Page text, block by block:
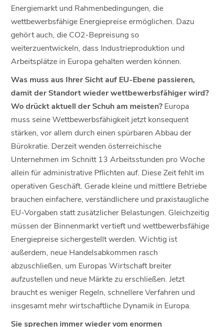
Energiemarkt und Rahmenbedingungen, die
wettbewerbsfähige Energiepreise ermöglichen. Dazu
gehört auch, die CO2-Bepreisung so
weiterzuentwickeln, dass Industrieproduktion und
Arbeitsplätze in Europa gehalten werden können.
Was muss aus Ihrer Sicht auf EU-Ebene passieren,
damit der Standort wieder wettbewerbsfähiger wird?
Wo drückt aktuell der Schuh am meisten? Europa
muss seine Wettbewerbsfähigkeit jetzt konsequent
stärken, vor allem durch einen spürbaren Abbau der
Bürokratie. Derzeit wenden österreichische
Unternehmen im Schnitt 13 Arbeitsstunden pro Woche
allein für administrative Pflichten auf. Diese Zeit fehlt im
operativen Geschäft. Gerade kleine und mittlere Betriebe
brauchen einfachere, verständlichere und praxistaugliche
EU-Vorgaben statt zusätzlicher Belastungen. Gleichzeitig
müssen der Binnenmarkt vertieft und wettbewerbsfähige
Energiepreise sichergestellt werden. Wichtig ist
außerdem, neue Handelsabkommen rasch
abzuschließen, um Europas Wirtschaft breiter
aufzustellen und neue Märkte zu erschließen. Jetzt
braucht es weniger Regeln, schnellere Verfahren und
insgesamt mehr wirtschaftliche Dynamik in Europa.
Sie sprechen immer wieder vom enormen